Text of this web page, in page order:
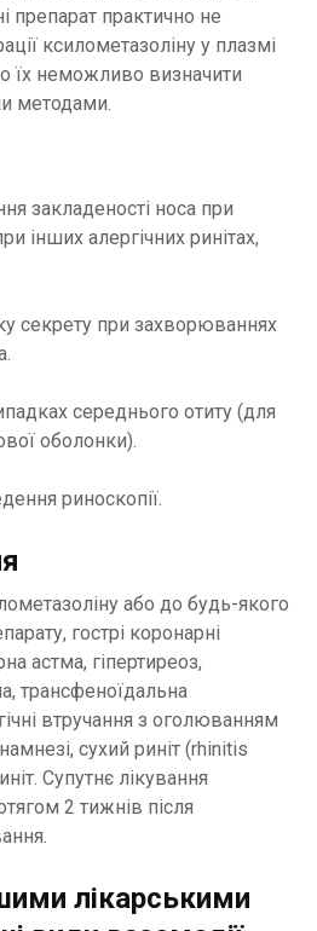
препарат практично не
ксилометазоліну у плазмі
їх неможливо визначити
методами.
закладеності носа при
інших алергічних ринітах,
секрету при захворюваннях
середнього отиту (для
оболонки).
риноскопії.
або до будь-якого
гострі коронарні
астма, гіпертиреоз,
трансфеноїдальна
втручання з оголюванням
сухий риніт (rhinitis
Супутнє лікування
2 тижнів після
лікарськими